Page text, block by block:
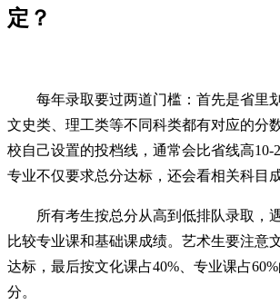
定？
每年录取要过两道门槛：首先是省里
文史类、理工类等不同科类都有对应的分
校自己设置的投档线，通常会比省线高10-
专业不仅要求总分达标，还会看相关科目成
所有考生按总分从高到低排队录取，
比较专业课和基础课成绩。艺术生要注意
达标，最后按文化课占40%、专业课占
分。